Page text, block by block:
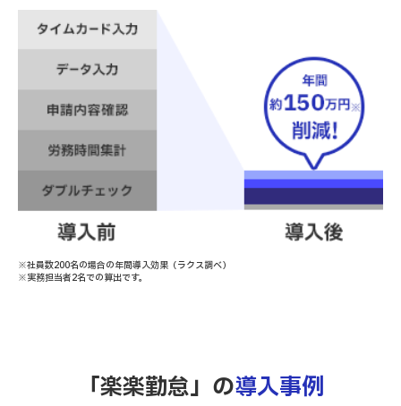
※社員数200名の場合の年間導入効果（ラクス調べ）
※実務担当者2名での算出です。
「楽楽勤怠」の導入事例